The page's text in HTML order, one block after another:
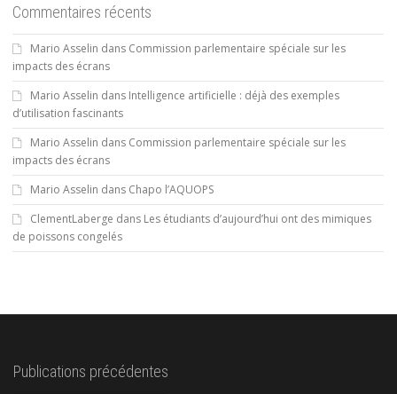
Commentaires récents
Mario Asselin dans Commission parlementaire spéciale sur les
impacts des écrans
Mario Asselin dans Intelligence artificielle : déjà des exemples
d’utilisation fascinants
Mario Asselin dans Commission parlementaire spéciale sur les
impacts des écrans
Mario Asselin dans Chapo l’AQUOPS
ClementLaberge dans Les étudiants d’aujourd’hui ont des mimiques
de poissons congelés
Publications précédentes